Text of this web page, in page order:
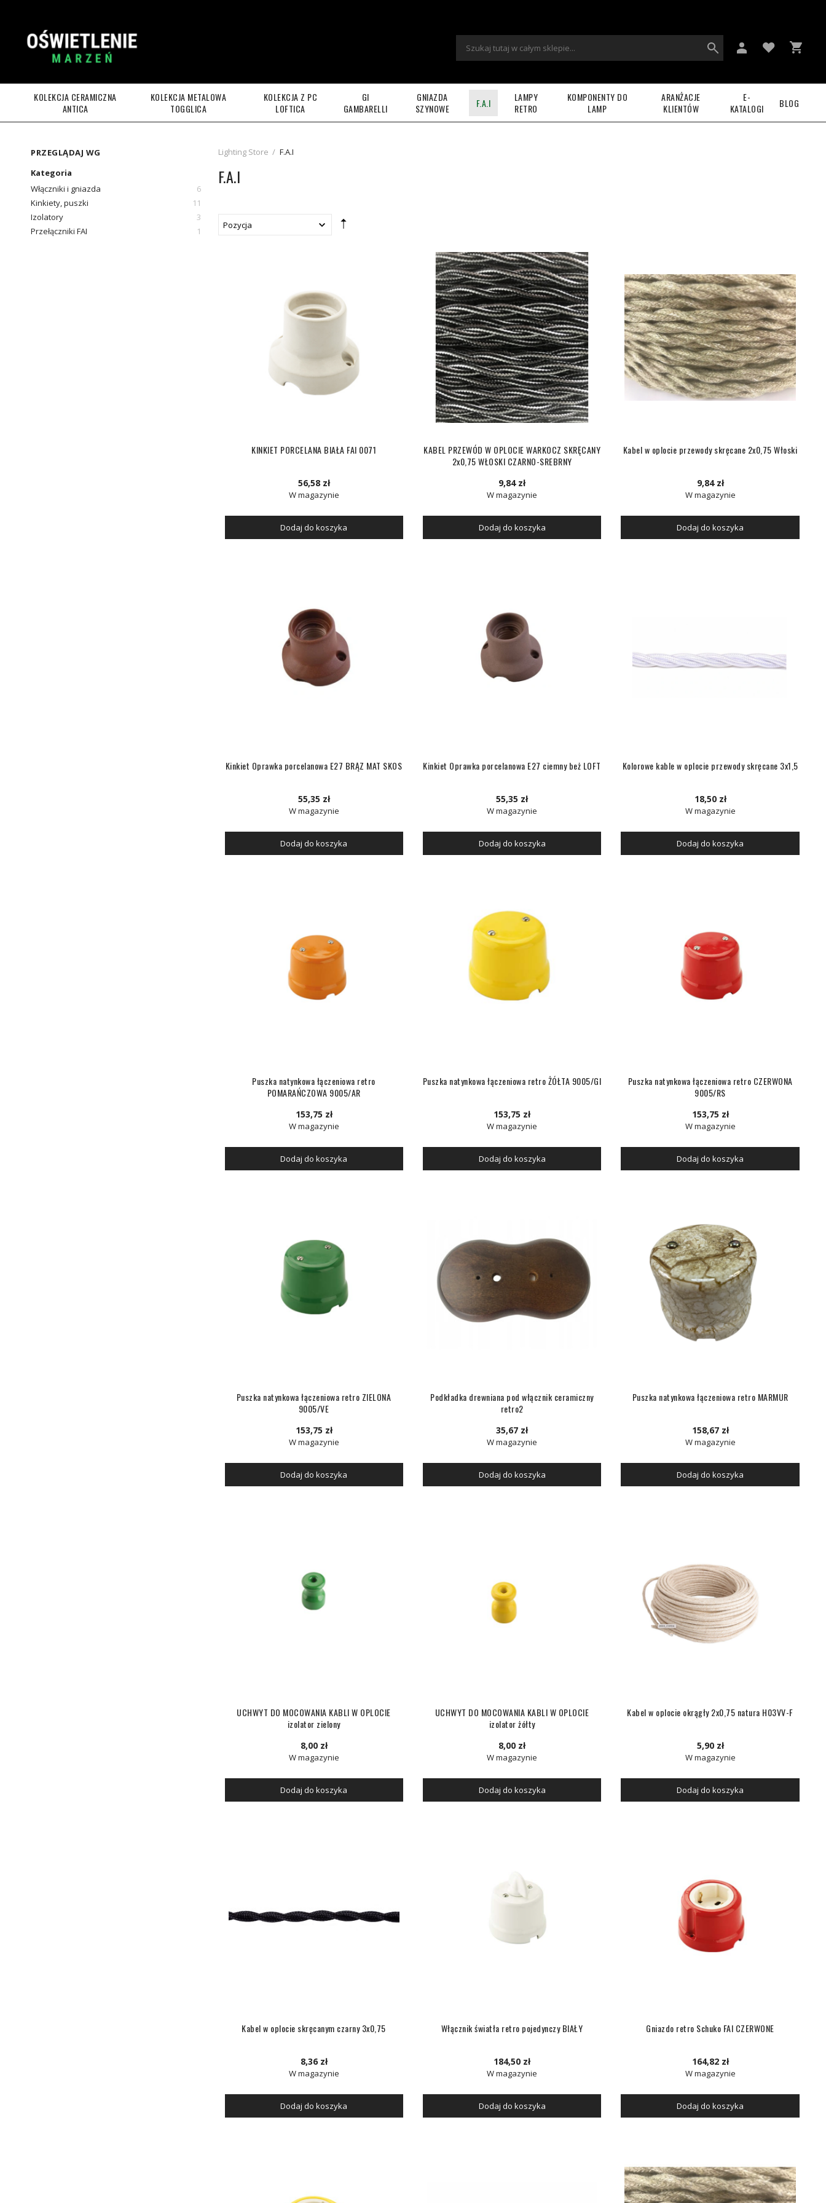
KOLEKCJA CERAMICZNA
ANTICA
KOLEKCJA METALOWA
TOGGLICA
KOLEKCJA Z PC
LOFTICA
GI
GAMBARELLI
GNIAZDA
SZYNOWE
F.A.I
LAMPY
RETRO
KOMPONENTY DO
LAMP
ARANŻACJE
KLIENTÓW
E-
KATALOGI
BLOG
PRZEGLĄDAJ WG
Kategoria
Włączniki i gniazda
6
Kinkiety, puszki
11
Izolatory
3
Przełączniki FAI
1
Lighting Store / F.A.I
F.A.I
KINKIET PORCELANA BIAŁA FAI 0071
56,58 zł
W magazynie
Dodaj do koszyka
KABEL PRZEWÓD W OPLOCIE WARKOCZ SKRĘCANY
2x0,75 WŁOSKI CZARNO-SREBRNY
9,84 zł
W magazynie
Dodaj do koszyka
Kabel w oplocie przewody skręcane 2x0,75 Włoski
9,84 zł
W magazynie
Dodaj do koszyka
Kinkiet Oprawka porcelanowa E27 BRĄZ MAT SKOS
55,35 zł
W magazynie
Dodaj do koszyka
Kinkiet Oprawka porcelanowa E27 ciemny beż LOFT
55,35 zł
W magazynie
Dodaj do koszyka
Kolorowe kable w oplocie przewody skręcane 3x1,5
18,50 zł
W magazynie
Dodaj do koszyka
Puszka natynkowa łączeniowa retro
POMARAŃCZOWA 9005/AR
153,75 zł
W magazynie
Dodaj do koszyka
Puszka natynkowa łączeniowa retro ŻÓŁTA 9005/GI
153,75 zł
W magazynie
Dodaj do koszyka
Puszka natynkowa łączeniowa retro CZERWONA
9005/RS
153,75 zł
W magazynie
Dodaj do koszyka
Puszka natynkowa łączeniowa retro ZIELONA
9005/VE
153,75 zł
W magazynie
Dodaj do koszyka
Podkładka drewniana pod włącznik ceramiczny
retro2
35,67 zł
W magazynie
Dodaj do koszyka
Puszka natynkowa łączeniowa retro MARMUR
158,67 zł
W magazynie
Dodaj do koszyka
UCHWYT DO MOCOWANIA KABLI W OPLOCIE
izolator zielony
8,00 zł
W magazynie
Dodaj do koszyka
UCHWYT DO MOCOWANIA KABLI W OPLOCIE
izolator żółty
8,00 zł
W magazynie
Dodaj do koszyka
Kabel w oplocie okrągły 2x0,75 natura H03VV-F
5,90 zł
W magazynie
Dodaj do koszyka
Kabel w oplocie skręcanym czarny 3x0,75
8,36 zł
W magazynie
Dodaj do koszyka
Włącznik światła retro pojedynczy BIAŁY
184,50 zł
W magazynie
Dodaj do koszyka
Gniazdo retro Schuko FAI CZERWONE
164,82 zł
W magazynie
Dodaj do koszyka